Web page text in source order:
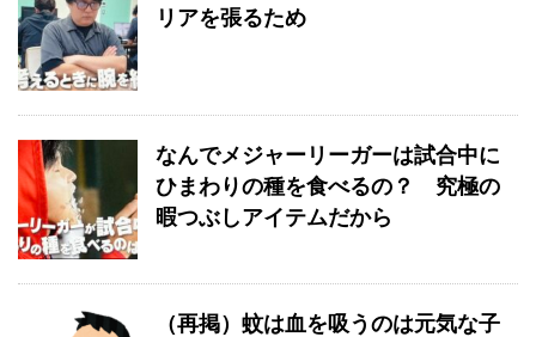
リアを張るため
なんでメジャーリーガーは試合中に
ひまわりの種を食べるの？ 究極の
暇つぶしアイテムだから
（再掲）蚊は血を吸うのは元気な子